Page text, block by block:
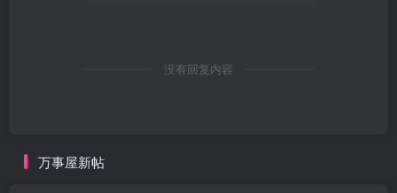
没有回复内容
万事屋新帖